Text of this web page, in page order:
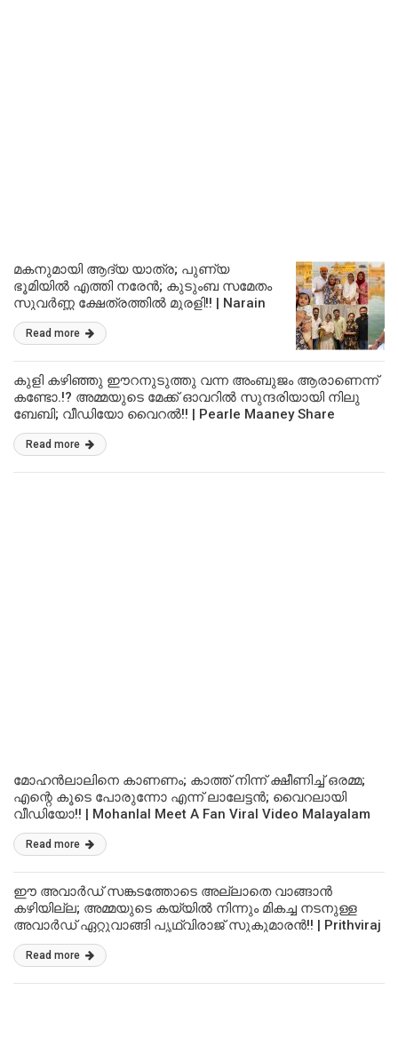
മകനുമായി ആദ്യ യാത്ര; പുണ്യ
ഭൂമിയിൽ എത്തി നരേൻ; കുടുംബ സമേതം
സുവർണ്ണ ക്ഷേത്രത്തിൽ മുരളി!! | Narain
Ram At Golden Temple With Family Viral
Read more
കുളി കഴിഞ്ഞു ഈറനുടുത്തു വന്ന അംബുജം ആരാണെന്ന്
കണ്ടോ.!? അമ്മയുടെ മേക്ക് ഓവറിൽ സുന്ദരിയായി നിലു
ബേബി; വീഡിയോ വൈറൽ!! | Pearle Maaney Share
Ambujam Nila Baby Video Viral Malayalam
Read more
മോഹൻലാലിനെ കാണണം; കാത്ത് നിന്ന് ക്ഷീണിച്ച് ഒരമ്മ;
എന്റെ കൂടെ പോരുന്നോ എന്ന് ലാലേട്ടൻ; വൈറലായി
വീഡിയോ!! | Mohanlal Meet A Fan Viral Video Malayalam
Read more
ഈ അവാർഡ് സങ്കടത്തോടെ അല്ലാതെ വാങ്ങാൻ
കഴിയില്ല; അമ്മയുടെ കയ്യിൽ നിന്നും മികച്ച നടനുള്ള
അവാർഡ് ഏറ്റുവാങ്ങി പൃഥ്വിരാജ് സുകുമാരൻ!! | Prithviraj
Sukukmaran And Supriya Menon At Vanitha Film Award
Video
Read more